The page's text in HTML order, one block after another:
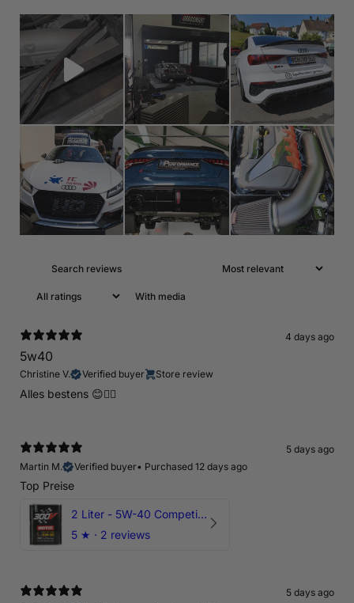
With media
4 days ago
5w40
Christine V. Verified buyer Store review
Alles bestens 😊👍🏻
5 days ago
Martin M.
Verified buyer• Purchased 12 days ago
Top Preise
2 Liter - 5W-40 Competition 300V Motul Motoröl
5 ★ · 2 reviews
5 days ago